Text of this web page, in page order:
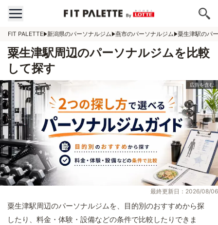
FIT PALETTE 新潟県のパーソナルジム 燕市のパーソナルジム 粟生津駅のパ
粟生津駅周辺のパーソナルジムを比較
して探す
最終更新日：2026/08/06
粟生津駅周辺のパーソナルジムを、目的別のおすすめから探
したり、料金・体験・設備などの条件で比較したりできま